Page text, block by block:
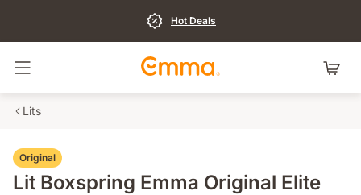
Hot Deals
Basculer la navigation
Lits
Original
Lit Boxspring Emma Original Elite